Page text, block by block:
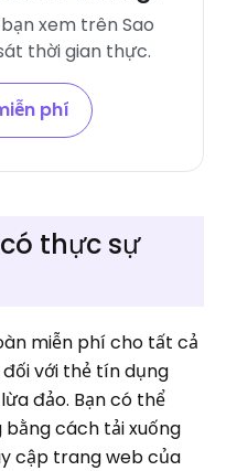
xem trên Sao
thời gian thực.
phí
thực sự
miễn phí cho tất cả
với thẻ tín dụng
đảo. Bạn có thể
bằng cách tải xuống
cập trang web của